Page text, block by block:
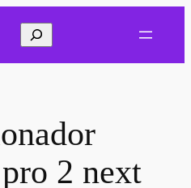
Buscar
2 next